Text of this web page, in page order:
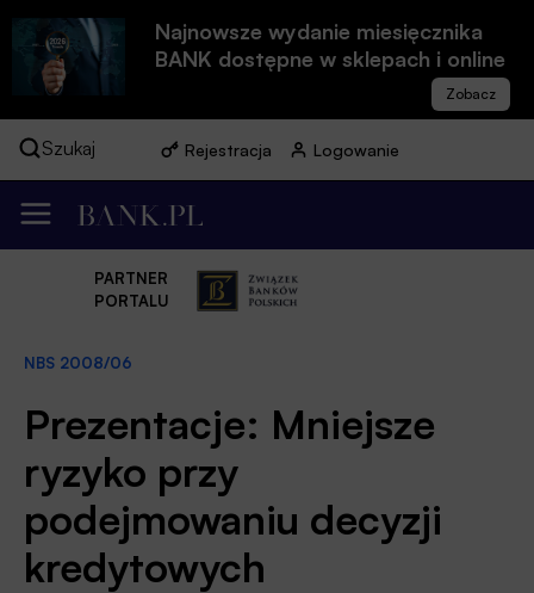
Najnowsze wydanie miesięcznika
BANK dostępne w sklepach i online
Szukaj Rejestracja Logowanie
PARTNER
PORTALU
NBS 2008/06
Prezentacje: Mniejsze
ryzyko przy
podejmowaniu decyzji
kredytowych